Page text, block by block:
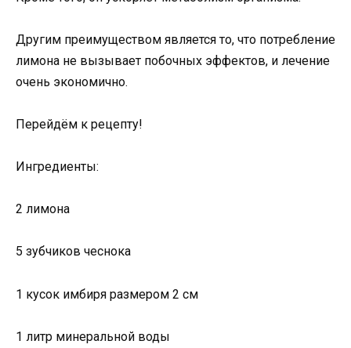
Другим преимуществом является то, что потребление
лимона не вызывает побочных эффектов, и лечение
очень экономично.
Перейдём к рецепту!
Ингредиенты:
2 лимона
5 зубчиков чеснока
1 кусок имбиря размером 2 см
1 литр минеральной воды